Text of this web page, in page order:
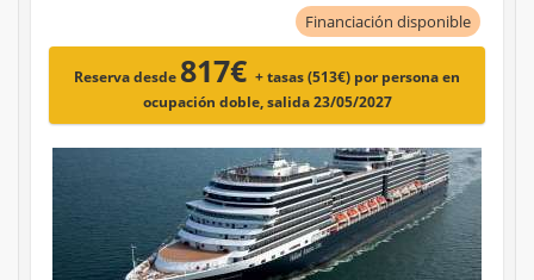
Financiación disponible
Reserva desde 817€ + tasas (513€) por persona en
ocupación doble, salida 23/05/2027